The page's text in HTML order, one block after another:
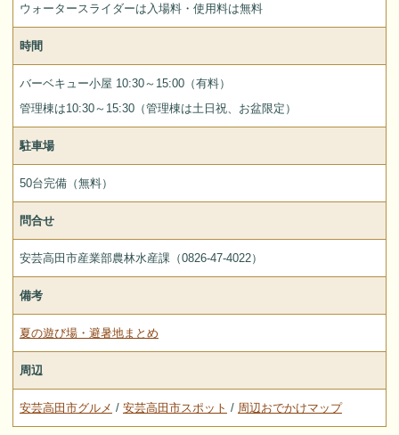
ウォータースライダーは入場料・使用料は無料
時間
バーベキュー小屋 10:30～15:00（有料）
管理棟は10:30～15:30（管理棟は土日祝、お盆限定）
駐車場
50台完備（無料）
問合せ
安芸高田市産業部農林水産課（0826-47-4022）
備考
夏の遊び場・避暑地まとめ
周辺
安芸高田市グルメ / 安芸高田市スポット / 周辺おでかけマップ